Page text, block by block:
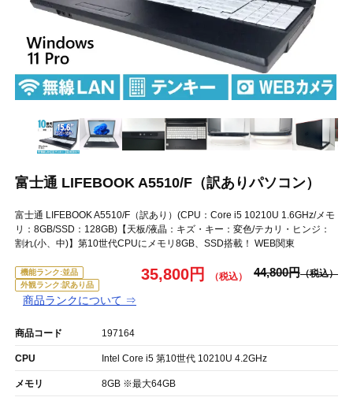
富士通 LIFEBOOK A5510/F（訳ありパソコン）
富士通 LIFEBOOK A5510/F（訳あり）(CPU：Core i5 10210U 1.6GHz/メモ
リ：8GB/SSD：128GB)【天板/液晶：キズ・キー：変色/テカリ・ヒンジ：
割れ(小、中)】第10世代CPUにメモリ8GB、SSD搭載！ WEB関東
機能ランク:並品
外観ランク:訳あり品
商品ランクについて ⇒
35,800円 44,800円
商品コード 197164
CPU Intel Core i5 第10世代 10210U 4.2GHz
メモリ 8GB ※最大64GB